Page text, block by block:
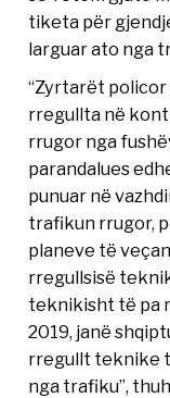
tiketa për
larguar ato nga
“Zyrtarët
rregullta në
rrugor nga
parandalues
punuar në
trafikun rrugor,
planeve të
rregullsisë
teknikisht të pa
2019, janë
rregullt teknike
nga trafiku”,